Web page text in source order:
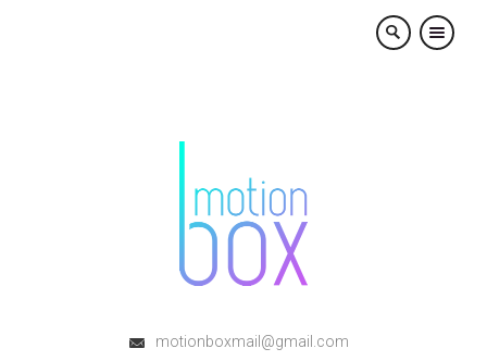
×
motionboxmail@gmail.com